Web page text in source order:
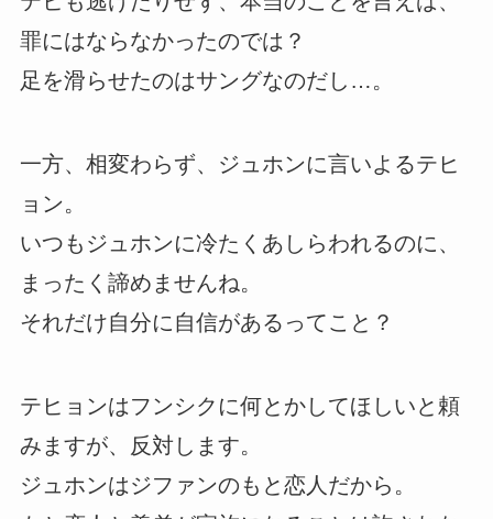
罪にはならなかったのでは？
足を滑らせたのはサングなのだし…。
一方、相変わらず、ジュホンに言いよるテヒ
ョン。
いつもジュホンに冷たくあしらわれるのに、
まったく諦めませんね。
それだけ自分に自信があるってこと？
テヒョンはフンシクに何とかしてほしいと頼
みますが、反対します。
ジュホンはジファンのもと恋人だから。